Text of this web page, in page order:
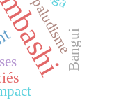
paludismeBangui